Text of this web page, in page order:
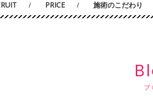
PRICE 施術のこだわり
ブ